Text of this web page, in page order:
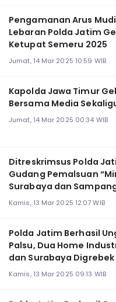
Pengamanan Arus
Lebaran Polda Jatim
Ketupat Semeru 2025
Jumat, 14 Mar 2025 10:59 WIB
Kapolda Jawa Timur
Bersama Media
Jumat, 14 Mar 2025 00:34 WIB
Ditreskrimsus Polda
Gudang Pemalsuan
Surabaya dan
Kamis, 13 Mar 2025 12:07 WIB
Polda Jatim Berhasil
Palsu, Dua Home
dan Surabaya Digrebek
Kamis, 13 Mar 2025 09:13 WIB